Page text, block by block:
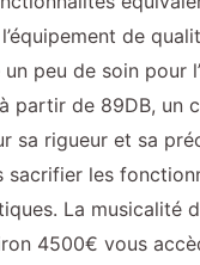
de
peu de soin pour
partir de 89DB, un
rigueur et sa
les
La musicalité
4500€ vous